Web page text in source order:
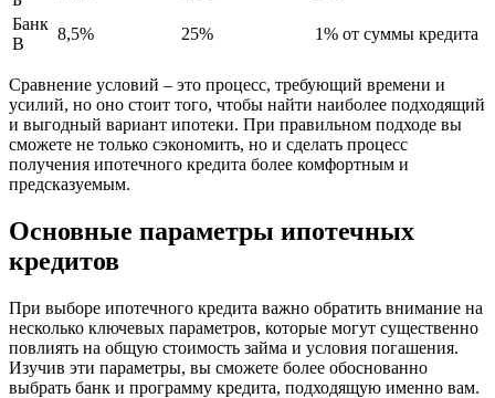
Банк
В
8,5% 25% 1% от суммы кредита
Сравнение условий – это процесс, требующий времени и
усилий, но оно стоит того, чтобы найти наиболее подходящий
и выгодный вариант ипотеки. При правильном подходе вы
сможете не только сэкономить, но и сделать процесс
получения ипотечного кредита более комфортным и
предсказуемым.
Основные параметры ипотечных
кредитов
При выборе ипотечного кредита важно обратить внимание на
несколько ключевых параметров, которые могут существенно
повлиять на общую стоимость займа и условия погашения.
Изучив эти параметры, вы сможете более обоснованно
выбрать банк и программу кредита, подходящую именно вам.